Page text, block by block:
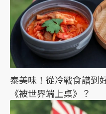
泰美味！從冷戰食譜到
《被世界端上桌》？